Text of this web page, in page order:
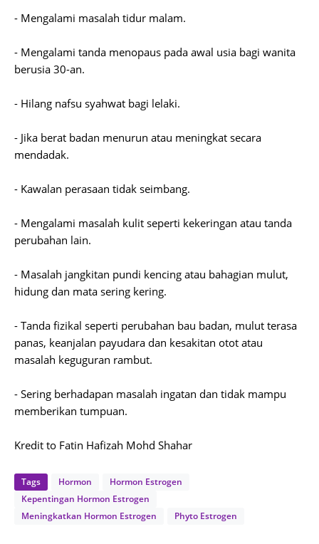
- Mengalami masalah tidur malam.
- Mengalami tanda menopaus pada awal usia bagi wanita
berusia 30-an.
- Hilang nafsu syahwat bagi lelaki.
- Jika berat badan menurun atau meningkat secara
mendadak.
- Kawalan perasaan tidak seimbang.
- Mengalami masalah kulit seperti kekeringan atau tanda
perubahan lain.
- Masalah jangkitan pundi kencing atau bahagian mulut,
hidung dan mata sering kering.
- Tanda fizikal seperti perubahan bau badan, mulut terasa
panas, keanjalan payudara dan kesakitan otot atau
masalah keguguran rambut.
- Sering berhadapan masalah ingatan dan tidak mampu
memberikan tumpuan.
Kredit to Fatin Hafizah Mohd Shahar
Tags Hormon
Hormon Estrogen
Kepentingan Hormon Estrogen
Meningkatkan Hormon Estrogen
Phyto Estrogen